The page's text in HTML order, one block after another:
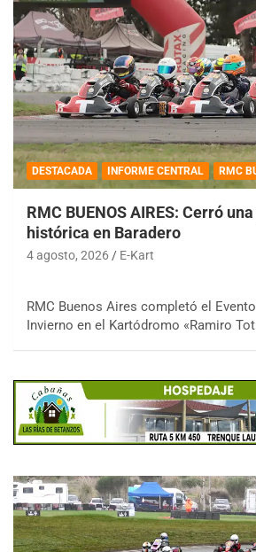
DESTACADA INFORME CENTRAL RMC
RMC BUENOS AIRES: Cerró
histórica en Baradero
4 agosto, 2026 E-Kart
RMC Buenos Aires completó el
Invierno en el Kartódromo «Ramiro